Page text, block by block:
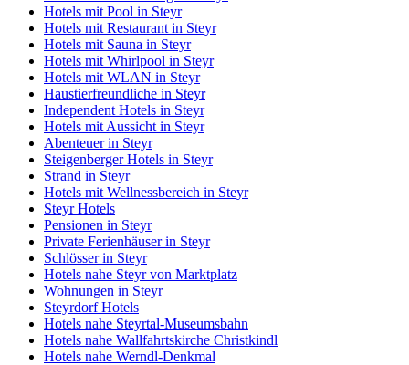
Hotels mit Pool in Steyr
Hotels mit Restaurant in Steyr
Hotels mit Sauna in Steyr
Hotels mit Whirlpool in Steyr
Hotels mit WLAN in Steyr
Haustierfreundliche in Steyr
Independent Hotels in Steyr
Hotels mit Aussicht in Steyr
Abenteuer in Steyr
Steigenberger Hotels in Steyr
Strand in Steyr
Hotels mit Wellnessbereich in Steyr
Steyr Hotels
Pensionen in Steyr
Private Ferienhäuser in Steyr
Schlösser in Steyr
Hotels nahe Steyr von Marktplatz
Wohnungen in Steyr
Steyrdorf Hotels
Hotels nahe Steyrtal-Museumsbahn
Hotels nahe Wallfahrtskirche Christkindl
Hotels nahe Werndl-Denkmal